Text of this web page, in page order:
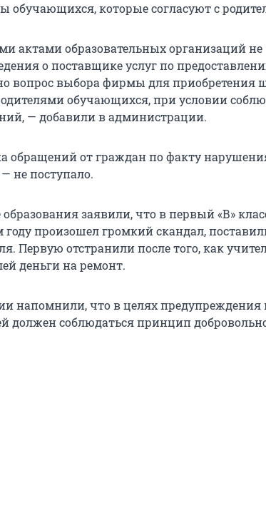
которые согласуют с
актами образовательных организаций не
о поставщике услуг по
вопрос выбора фирмы для приобретения
обучающихся, при условии
— добавили в администрации.
обращений от граждан по факту
не поступало.
заявили, что в первый «В»
году произошел громкий скандал,
Первую отстранили после того, как
деньги на ремонт.
напомнили, что в целях предупреждения
должен соблюдаться принцип